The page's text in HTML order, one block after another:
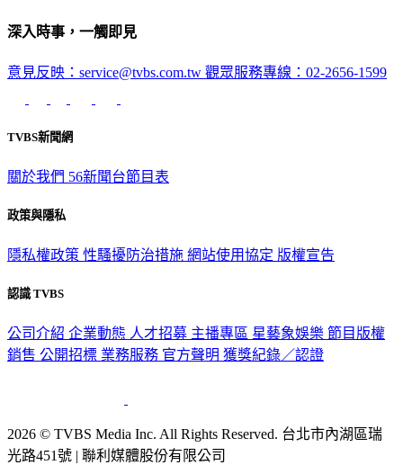
深入時事，一觸即見
意見反映：service@tvbs.com.tw 觀眾服務專線：02-2656-1599
TVBS新聞網
關於我們 56新聞台節目表
政策與隱私
隱私權政策 性騷擾防治措施 網站使用協定 版權宣告
認識 TVBS
公司介紹 企業動態 人才招募 主播專區 星藝象娛樂 節目版權
銷售 公開招標 業務服務 官方聲明 獲獎紀錄／認證
2026 © TVBS Media Inc. All Rights Reserved. 台北市內湖區瑞
光路451號 | 聯利媒體股份有限公司